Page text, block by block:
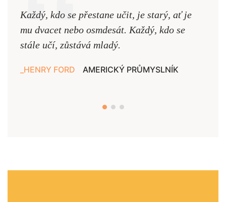
Každý, kdo se přestane učit, je starý, ať je
mu dvacet nebo osmdesát. Každý, kdo se
stále učí, zůstává mladý.
HENRY FORD AMERICKÝ PRŮMYSLNÍK